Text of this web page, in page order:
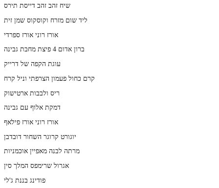
שיח זהב זהב דייסת תירס
ליד שום מזרח וקוסקוס שמן זית
אורז רוני אורז ספרדי
ברון אדום 4 פיצת מחבת גבינה
עוגת הקפה של דרייק
קרם כחול פעמון הצרפתי וניל קרח
ריס ולבבות ארטישוק
דמקת אלוף עם גבינה
אורז רוני אורז פילאף
יוגורט קרוגר השחור דובדבן
מרתה לבנה מאפיין אוכמניות
אגרול שרימפס המלך סין
פודינג בננת ג'לי